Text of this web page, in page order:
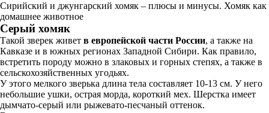
Сирийский и джунгарский хомяк – плюсы и минусы. Хомяк как
домашнее животное
Серый хомяк
Такой зверек живет в европейской части России, а также на
Кавказе и в южных регионах Западной Сибири. Как правило,
встретить породу можно в злаковых и горных степях, а также в
сельскохозяйственных угодьях.
У этого мелкого зверька длина тела составляет 10-13 см. У него
небольшие ушки, острая морда, короткий мех. Шерстка имеет
дымчато-серый или рыжевато-песчаный оттенок.